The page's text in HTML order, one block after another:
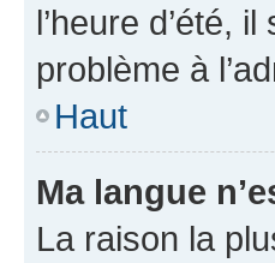
l’heure d’été,
problème à
Haut
Ma langue
La raison la